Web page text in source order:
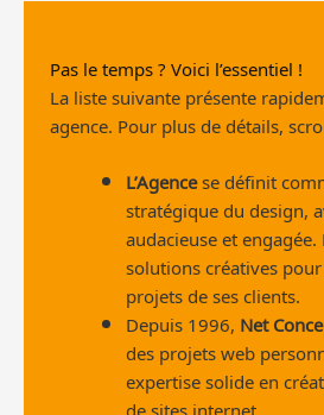
Pas le temps ? Voici l’essentiel !
La liste suivante présente
agence. Pour plus de détails,
L’Agencese définit
stratégique du design,
audacieuse et
solutions créatives
projets de ses clients.
Depuis 1996, Net
des projets web
expertise solide en